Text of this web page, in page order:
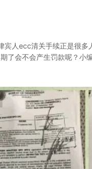
宾人ecc清关手续正是很
会不会产生罚款呢？小